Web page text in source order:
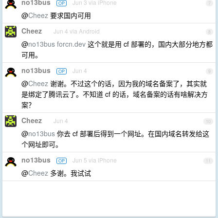
7
no13bus OP Jun 3 via iPhone
@Cheez 要求国内可用
8
Cheez Jun 4 via Android
@no13bus forcn.dev 这个就是用 cf 部署的，国内大部分地方都
可用。
9
no13bus OP Jun 4
@Cheez 谢谢。不过这个的话，因为我的域名备案了，其实就
是绑定了腾讯云了。不知道 cf 的话，域名备案的话有啥解决方
案？
10
Cheez Jun 4
@no13bus 你去 cf 部署后得到一个网址。在国内域名转发给这
个网址即可。
11
no13bus OP Jun 5 via iPhone
@Cheez 多谢。我试试